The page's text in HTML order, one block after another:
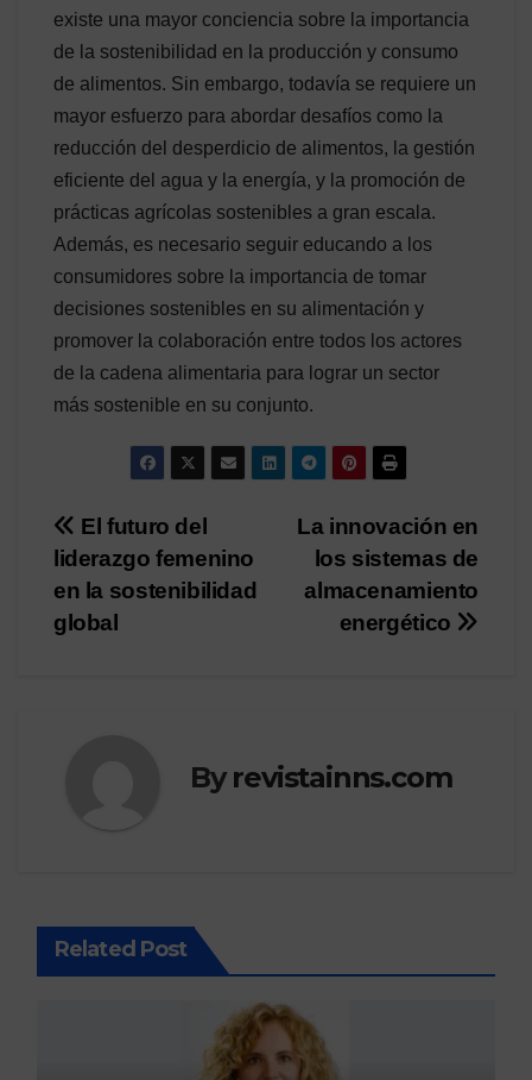
existe una mayor conciencia sobre la importancia
de la sostenibilidad en la producción y consumo
de alimentos. Sin embargo, todavía se requiere un
mayor esfuerzo para abordar desafíos como la
reducción del desperdicio de alimentos, la gestión
eficiente del agua y la energía, y la promoción de
prácticas agrícolas sostenibles a gran escala.
Además, es necesario seguir educando a los
consumidores sobre la importancia de tomar
decisiones sostenibles en su alimentación y
promover la colaboración entre todos los actores
de la cadena alimentaria para lograr un sector
más sostenible en su conjunto.
Post
navigation
La innovación en
los sistemas de
almacenamiento
energético
El futuro del
liderazgo femenino
en la sostenibilidad
global
By revistainns.com
Related Post